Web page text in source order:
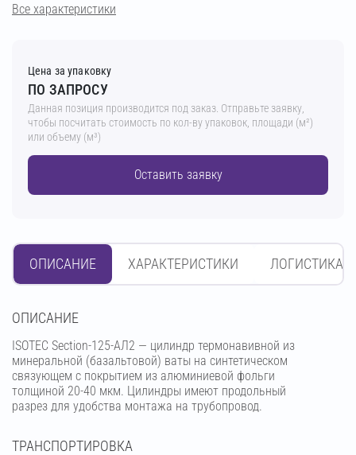
Все характеристики
Цена за упаковку
ПО ЗАПРОСУ
Данная позиция производится под заказ. Отправьте заявку,
чтобы посчитать стоимость по кол-ву упаковок, площади (м²)
или объему (м³)
Оставить заявку
ОПИСАНИЕ ХАРАКТЕРИСТИКИ ЛОГИСТИКА
OПИСАНИЕ
ISOTEC Section-125-АЛ2 — цилиндр термонавивной из
минеральной (базальтовой) ваты на синтетическом
связующем с покрытием из алюминиевой фольги
толщиной 20-40 мкм. Цилиндры имеют продольный
разрез для удобства монтажа на трубопровод.
ТРАНСПОРТИРОВКА